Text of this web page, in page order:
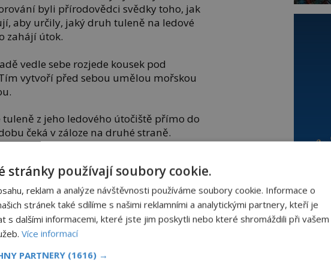
byli přírodovědci svědky toho, jak
aby určily, jaký druh tuleně na ledové
zahájí útok.
vedle sebe rozjede kousek pod
vytvoří před sebou umělou mořskou
z jeho ledového útočiště přímo do
čeká v záloze na druhé straně.
naporcovat. Kosatky jej pomocí
mu končetiny. Někdy ale musí
sledují i mláďata kosatek a jejich
přistihli kosatky, jak uloveného tuleně
stránky používají soubory cookie.
reklam a analýze návštěvnosti používáme soubory cookie. Informace o
stránek také sdílíme s našimi reklamními a analytickými partnery, kteří je
s dalšími informacemi, které jste jim poskytli nebo které shromáždili při vašem
Více informací
PARTNERY (1616) →